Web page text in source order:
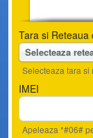
Tara si Reteaua
Selecteaza
Selecteaza tara si
IMEI
Apeleaza *#06#